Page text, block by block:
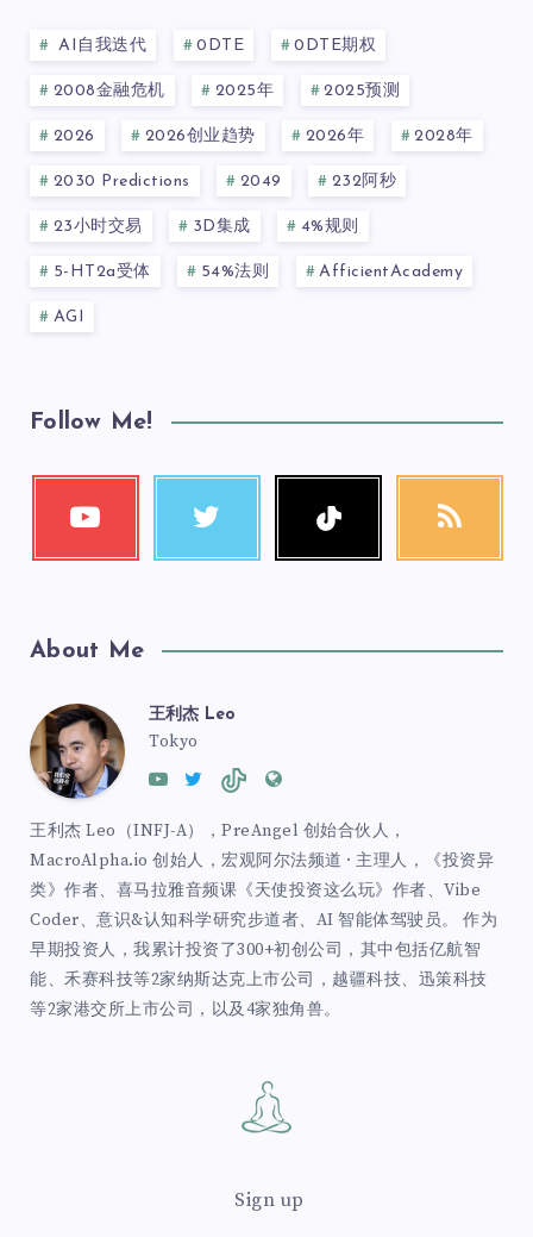
AI自我迭代 0DTE 0DTE期权
2008金融危机 2025年 2025预测
2026 2026创业趋势 2026年 2028年
2030 Predictions 2049 232阿秒
23小时交易 3D集成 4%规则
5-HT2a受体 54%法则 AfficientAcademy
AGI
Follow Me!
About Me
王利杰 Leo
Tokyo
王利杰 Leo（INFJ-A），PreAngel 创始合伙人，
MacroAlpha.io 创始人，宏观阿尔法频道 · 主理人，《投资异
类》作者、喜马拉雅音频课《天使投资这么玩》作者、Vibe
Coder、意识&认知科学研究步道者、AI 智能体驾驶员。 作为
早期投资人，我累计投资了300+初创公司，其中包括亿航智
能、禾赛科技等2家纳斯达克上市公司，越疆科技、迅策科技
等2家港交所上市公司，以及4家独角兽。
Sign up